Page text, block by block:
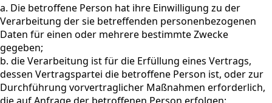
a. Die betroffene Person hat ihre Einwilligung zu der
Verarbeitung der sie betreffenden personenbezogenen
Daten für einen oder mehrere bestimmte Zwecke
gegeben;
b. die Verarbeitung ist für die Erfüllung eines Vertrags,
dessen Vertragspartei die betroffene Person ist, oder zur
Durchführung vorvertraglicher Maßnahmen erforderlich,